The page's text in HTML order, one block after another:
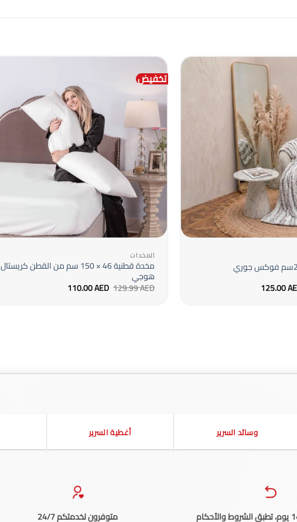
+
125.00
تخفيض
+
المخدات
مخدة قطنية 46 × 150 سم من القطن كريستال
هوجي
129.99AED السعر
الأصلي110.00AED
وسائد السرير أغطية السرير
متوفرون لخدمتكم 24/7